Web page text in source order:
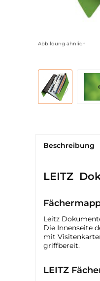
Abbildung ähnlich
Beschreibung
LEITZ
Leitz
Die Innenseite
mit
griffbereit.
LEITZ